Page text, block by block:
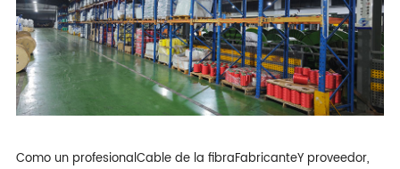
Como un profesionalCable de la fibraFabricanteY proveedor,